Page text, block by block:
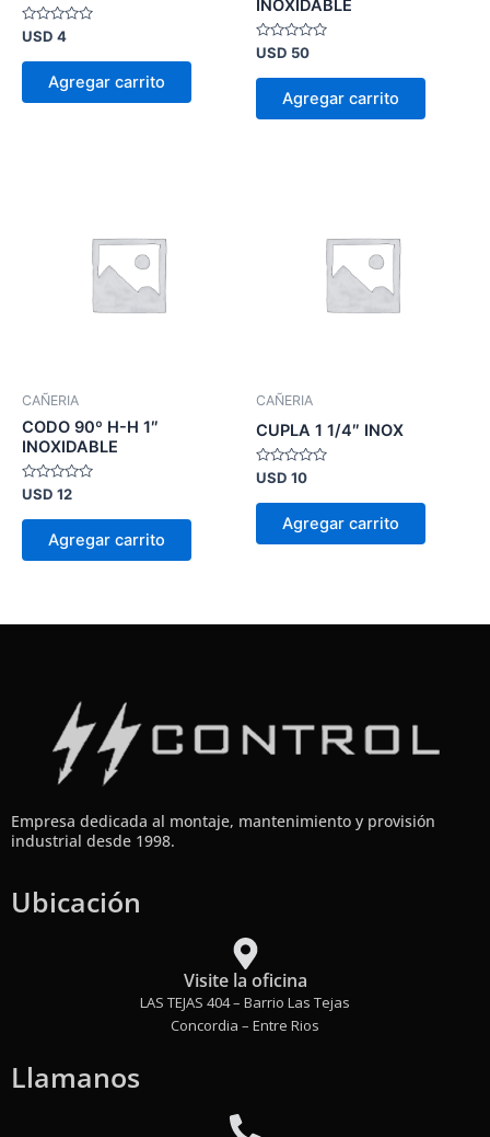
Valorado
0
USD 4
Agregar carrito
INOXIDABLE
Valorado
0
USD 50
Agregar carrito
CAÑERIA
CODO 90º H-H 1″
INOXIDABLE
Valorado
en
0
USD 12
Agregar carrito
CAÑERIA
CUPLA 1 1/4″ INOX
Valorado
en
0
USD 10
Agregar carrito
Empresa dedicada al montaje, mantenimiento y provisión
industrial desde 1998.
Ubicación
Visite la oficina
LAS TEJAS 404 – Barrio Las Tejas
Concordia – Entre Rios
Llamanos